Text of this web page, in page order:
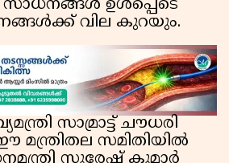
ഉൾപ്പെടെ
വില കുറയും.
സാമ്രാട്ട് ചൗധരി
സമിതിയിൽ